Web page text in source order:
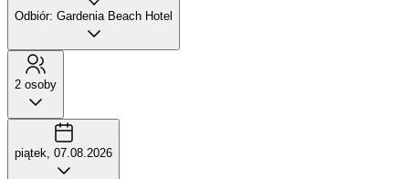
Odbiór: Gardenia Beach Hotel
2 osoby
piątek, 07.08.2026